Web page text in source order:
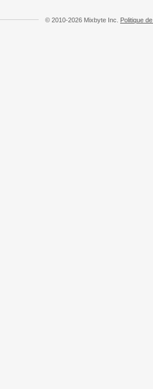
© 2010-2026 Mixbyte Inc. Politique